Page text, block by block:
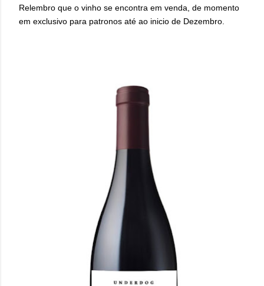
Relembro que o vinho se encontra em venda, de momento
em exclusivo para patronos até ao inicio de Dezembro.